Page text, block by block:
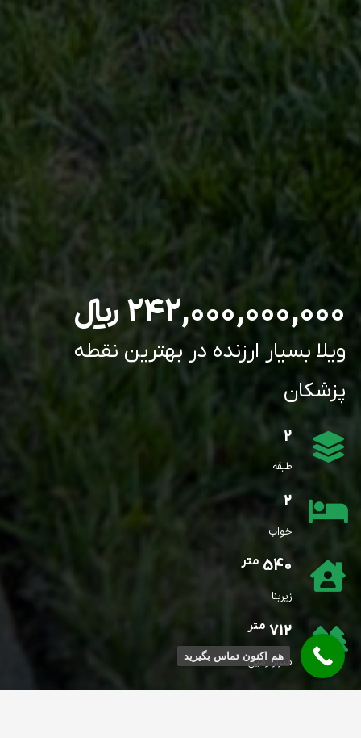
242,000,000,000﷼
ویلا بسیار ارزنده در بهترین نقطه
پزشکان
2
طبقه
2
خواب
540 متر
زیربنا
712 متر
متراژ زمین
هم اکنون تماس بگیرید